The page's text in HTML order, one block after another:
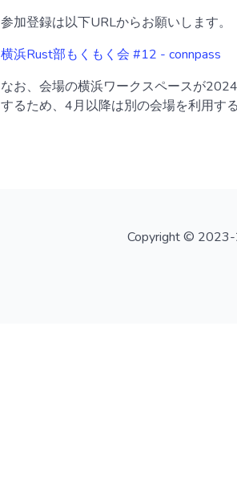
参加登録は以下URLからお願いします。
横浜Rust部もくもく会 #12 - connpass
なお、会場の横浜ワークスペースが
するため、4月以降は別の会場を利用する
Copyright © 2023-